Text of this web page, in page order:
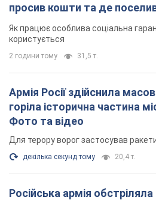
просив кошти та де
Як працює особлива соціальна
користується
2 години тому 31,5 т.
Армія Росії здійснила
горіла історична частина
Фото та відео
Для терору ворог застосував
декілька секунд тому 20,4 т.
Російська армія обстріляла